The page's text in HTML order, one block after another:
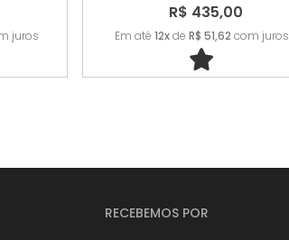
juros
R$ 435,00
Em até 12xde R$ 51,62 com juros
RECEBEMOS POR